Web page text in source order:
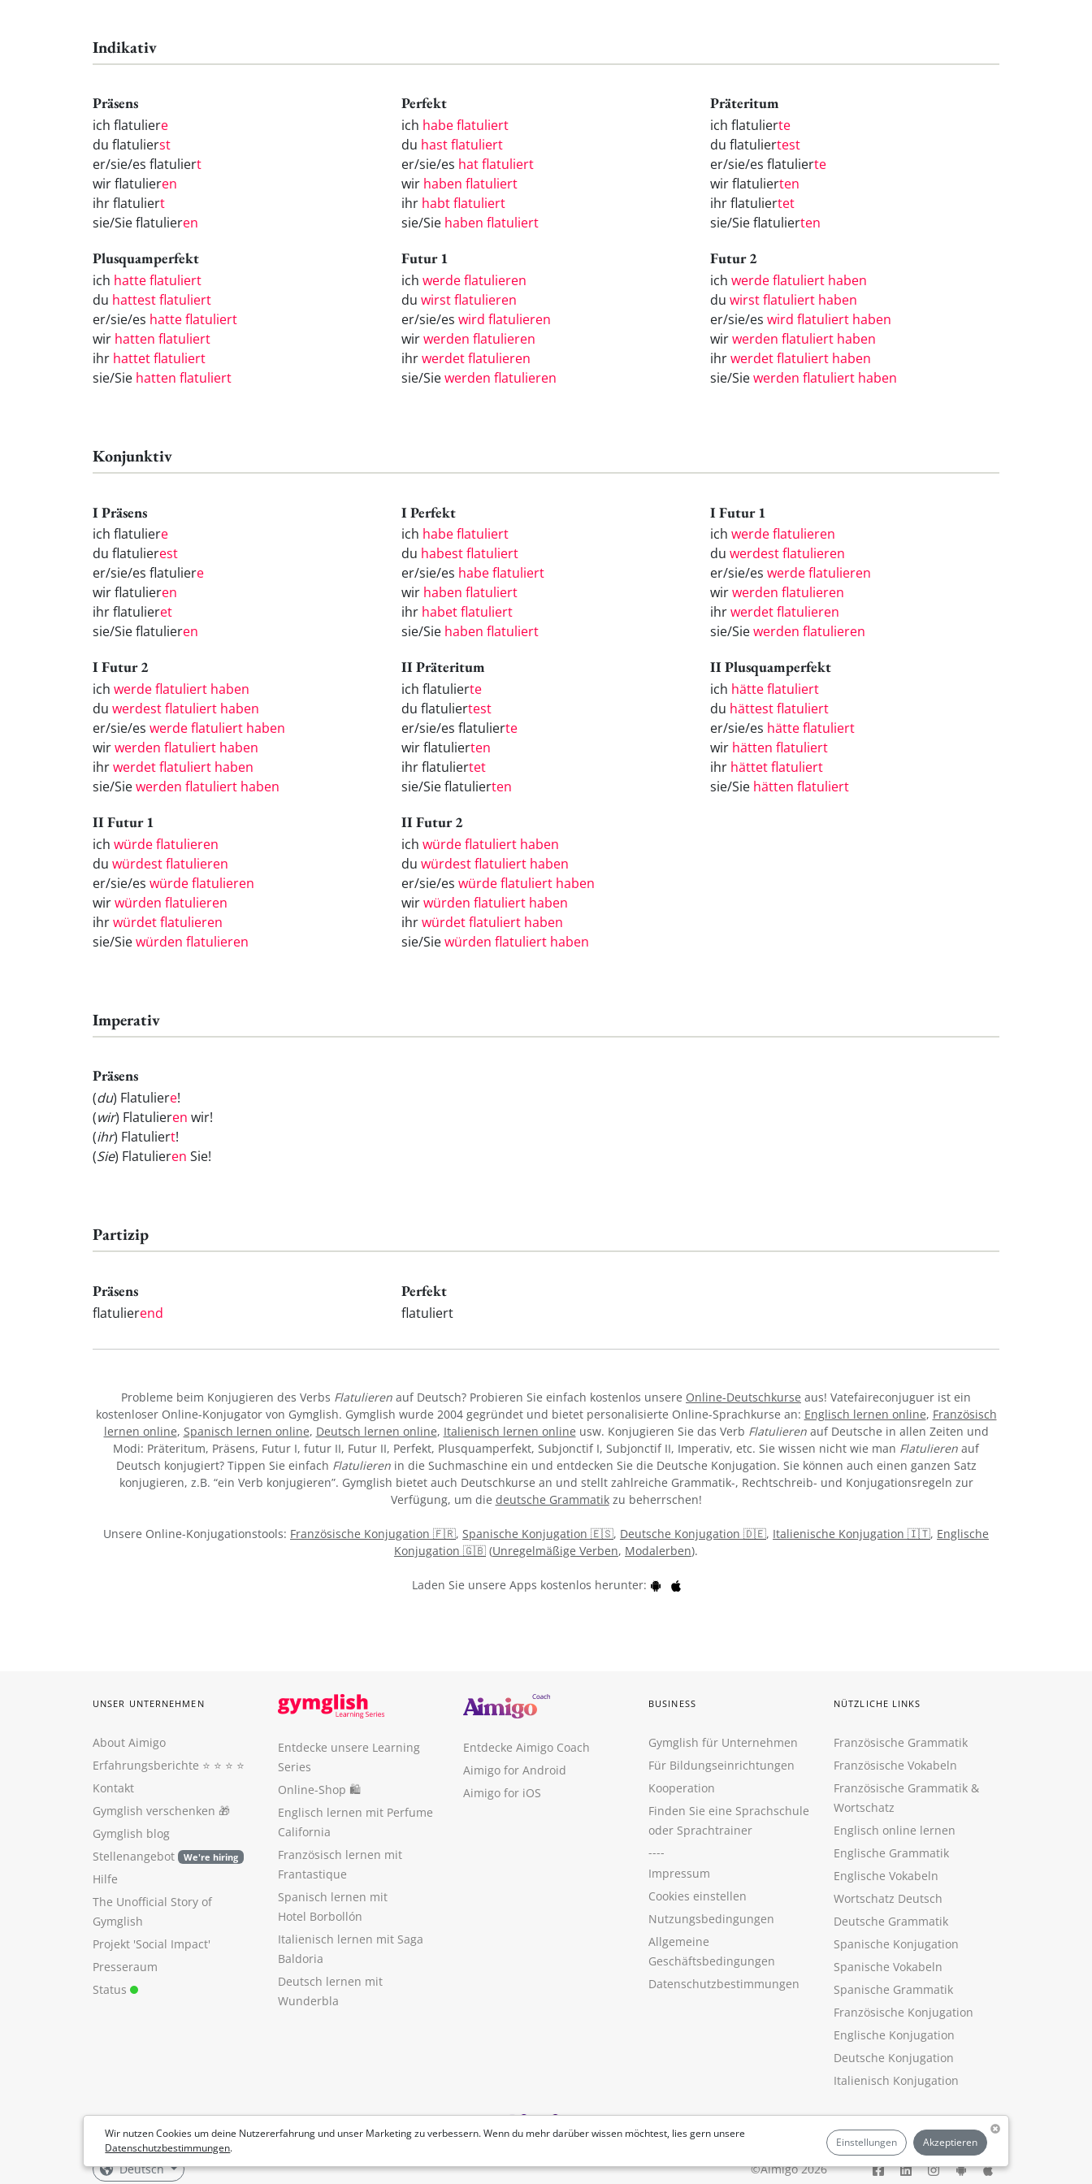
Indikativ
Präsens
ich flatuliere
du flatulierst
er/sie/es flatuliert
wir flatulieren
ihr flatuliert
sie/Sie flatulieren
Perfekt
ich habe flatuliert
du hast flatuliert
er/sie/es hat flatuliert
wir haben flatuliert
ihr habt flatuliert
sie/Sie haben flatuliert
Präteritum
ich flatulierte
du flatuliertest
er/sie/es flatulierte
wir flatulierten
ihr flatuliertet
sie/Sie flatulierten
Plusquamperfekt
ich hatte flatuliert
du hattest flatuliert
er/sie/es hatte flatuliert
wir hatten flatuliert
ihr hattet flatuliert
sie/Sie hatten flatuliert
Futur 1
ich werde flatulieren
du wirst flatulieren
er/sie/es wird flatulieren
wirwerden flatulieren
ihrwerdet flatulieren
sie/Siewerden flatulieren
Futur 2
ich werde flatuliert haben
du wirst flatuliert haben
er/sie/es wird flatuliert haben
wirwerden flatuliert haben
ihrwerdet flatuliert haben
sie/Siewerden flatuliert haben
Konjunktiv
I Präsens
ich flatuliere
du flatulierest
er/sie/es flatuliere
wir flatulieren
ihr flatulieret
sie/Sie flatulieren
I Perfekt
ich habe flatuliert
du habest flatuliert
er/sie/es habe flatuliert
wir haben flatuliert
ihr habet flatuliert
sie/Sie haben flatuliert
I Futur 1
ich werde flatulieren
du werdest flatulieren
er/sie/es werde flatulieren
wirwerden flatulieren
ihrwerdet flatulieren
sie/Siewerden flatulieren
I Futur 2
ich werde flatuliert haben
du werdest flatuliert haben
er/sie/es werde flatuliert haben
wirwerden flatuliert haben
ihrwerdet flatuliert haben
sie/Siewerden flatuliert haben
II Präteritum
ich flatulierte
du flatuliertest
er/sie/es flatulierte
wir flatulierten
ihr flatuliertet
sie/Sie flatulierten
II Plusquamperfekt
ich hätte flatuliert
du hättest flatuliert
er/sie/es hätte flatuliert
wir hätten flatuliert
ihr hättet flatuliert
sie/Sie hätten flatuliert
II Futur 1
ich würde flatulieren
du würdest flatulieren
er/sie/es würde flatulieren
wirwürden flatulieren
ihrwürdet flatulieren
sie/Siewürden flatulieren
II Futur 2
ich würde flatuliert haben
du würdest flatuliert haben
er/sie/es würde flatuliert haben
wirwürden flatuliert haben
ihrwürdet flatuliert haben
sie/Siewürden flatuliert haben
Imperativ
Präsens
(du) Flatuliere!
(wir) Flatulieren wir!
(ihr) Flatuliert!
(Sie) Flatulieren Sie!
Partizip
Präsens
flatulierend
Perfekt
flatuliert
Probleme beim Konjugieren des Verbs Flatulieren auf Deutsch? Probieren Sie einfach kostenlos unsere Online-Deutschkurse aus! Vatefaireconjuguer ist ein
kostenloser Online-Konjugator von Gymglish. Gymglish wurde 2004 gegründet und bietet personalisierte Online-Sprachkurse an: Englisch lernen online, Französisch
lernen online, Spanisch lernen online, Deutsch lernen online, Italienisch lernen online usw. Konjugieren Sie das Verb Flatulierenauf Deutsche in allen Zeiten und
Modi: Präteritum, Präsens, Futur I, futur II, Futur II, Perfekt, Plusquamperfekt, Subjonctif I, Subjonctif II, Imperativ, etc. Sie wissen nicht wie man Flatulieren auf
Deutsch konjugiert? Tippen Sie einfach Flatulierenin die Suchmaschine ein und entdecken Sie die Deutsche Konjugation. Sie können auch einen ganzen Satz
konjugieren, z.B. “ein Verb konjugieren”. Gymglish bietet auch Deutschkurse an und stellt zahlreiche Grammatik-, Rechtschreib- und Konjugationsregeln zur
Verfügung, um die deutsche Grammatikzu beherrschen!
Unsere Online-Konjugationstools: Französische Konjugation 🇫🇷, Spanische Konjugation 🇪🇸, Deutsche Konjugation 🇩🇪, Italienische Konjugation 🇮🇹, Englische
Konjugation 🇬🇧 (Unregelmäßige Verben, Modalerben).
Laden Sie unsere Apps kostenlos herunter:
Wir nutzen Cookies um deine Nutzererfahrung und unser Marketing zu verbessern. Wenn du mehr darüber wissen möchtest, lies gern unsere
Datenschutzbestimmungen. Einstellungen Akzeptieren
UNSER UNTERNEHMEN
About Aimigo
Erfahrungsberichte ⭐️ ⭐️ ⭐️ ⭐️
Kontakt
Gymglish verschenken 🎁
Gymglish blog
Stellenangebot
We're hiring
Hilfe
The Unofficial Story of
Gymglish
Projekt 'Social Impact'
Presseraum
Status
Entdecke unsere Learning
Series
Online-Shop 🛍
Englisch lernen mit Perfume
California
Französisch lernen mit
Frantastique
Spanisch lernen mit
Hotel Borbollón
Italienisch lernen mit Saga
Baldoria
Deutsch lernen mit
Wunderbla
Entdecke Aimigo Coach
Aimigo for Android
Aimigo for iOS
BUSINESS
Gymglish für Unternehmen
Für Bildungseinrichtungen
Kooperation
Finden Sie eine Sprachschule
oder Sprachtrainer
----
Impressum
Cookies einstellen
Nutzungsbedingungen
Allgemeine
Geschäftsbedingungen
Datenschutzbestimmungen
NÜTZLICHE LINKS
Französische Grammatik
Französische Vokabeln
Französische Grammatik &
Wortschatz
Englisch online lernen
Englische Grammatik
Englische Vokabeln
Wortschatz Deutsch
Deutsche Grammatik
Spanische Konjugation
Spanische Vokabeln
Spanische Grammatik
Französische Konjugation
Englische Konjugation
Deutsche Konjugation
Italienisch Konjugation
Deutsch ©Aimigo 2026